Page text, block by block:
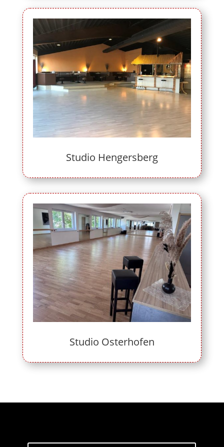
Studio Hengersberg
Studio Osterhofen